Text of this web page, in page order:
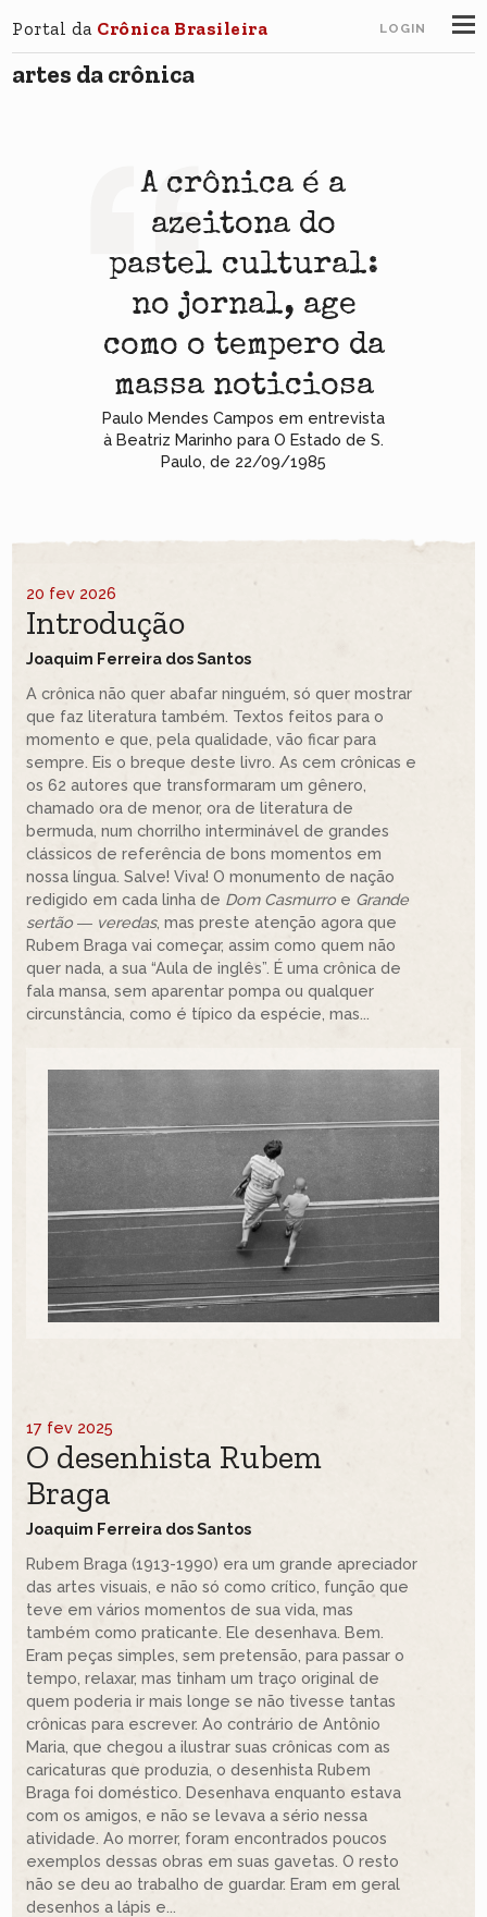
Portal da Crônica Brasileira LOGIN
artes da crônica
Paulo Mendes Campos em entrevista
à Beatriz Marinho para O Estado de S.
Paulo, de 22/09/1985
20 fev 2026
Introdução
Joaquim Ferreira dos Santos
A crônica não quer abafar ninguém, só quer mostrar
que faz literatura também. Textos feitos para o
momento e que, pela qualidade, vão ficar para
sempre. Eis o breque deste livro. As cem crônicas e
os 62 autores que transformaram um gênero,
chamado ora de menor, ora de literatura de
bermuda, num chorrilho interminável de grandes
clássicos de referência de bons momentos em
nossa língua. Salve! Viva! O monumento de nação
redigido em cada linha de Dom Casmurroe Grande
sertão ― veredas, mas preste atenção agora que
Rubem Braga vai começar, assim como quem não
quer nada, a sua “Aula de inglês”. É uma crônica de
fala mansa, sem aparentar pompa ou qualquer
circunstância, como é típico da espécie, mas...
17 fev 2025
O desenhista Rubem
Braga
Joaquim Ferreira dos Santos
Rubem Braga (1913-1990) era um grande apreciador
das artes visuais, e não só como crítico, função que
teve em vários momentos de sua vida, mas
também como praticante. Ele desenhava. Bem.
Eram peças simples, sem pretensão, para passar o
tempo, relaxar, mas tinham um traço original de
quem poderia ir mais longe se não tivesse tantas
crônicas para escrever. Ao contrário de Antônio
Maria, que chegou a ilustrar suas crônicas com as
caricaturas que produzia, o desenhista Rubem
Braga foi doméstico. Desenhava enquanto estava
com os amigos, e não se levava a sério nessa
atividade. Ao morrer, foram encontrados poucos
exemplos dessas obras em suas gavetas. O resto
não se deu ao trabalho de guardar. Eram em geral
desenhos a lápis e...